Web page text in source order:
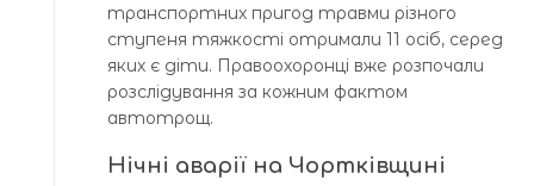
транспортних пригод травми різного
ступеня тяжкості отримали 11 осіб, серед
яких є діти. Правоохоронці вже розпочали
розслідування за кожним фактом
автотрощ.
Нічні аварії на Чортківщині